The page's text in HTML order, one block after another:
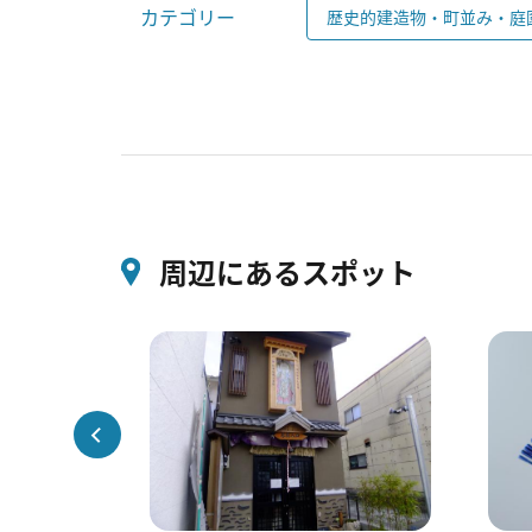
カテゴリー 歴史的建造物・町並み・庭
周辺にあるスポット